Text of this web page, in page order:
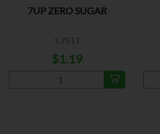
7UP ZERO SUGAR
1.75 LT
$1.19